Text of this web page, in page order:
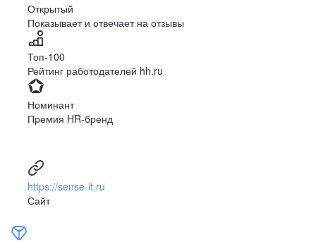
Открытый
Показывает и отвечает на отзывы
Топ-100
Рейтинг работодателей hh.ru
Номинант
Премия HR-бренд
https://sense-it.ru
Сайт